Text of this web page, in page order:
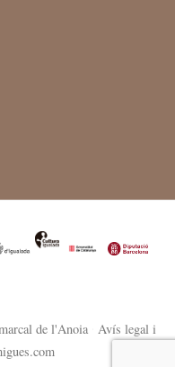
de l'Anoia Avís legal i